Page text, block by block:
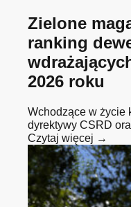
Zielone
ranking
2026 roku
Wchodzące w życie
dyrektywy CSRD
Czytaj więcej →